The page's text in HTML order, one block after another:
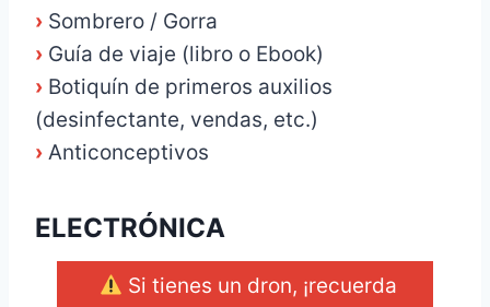
› Sombrero / Gorra
› Guía de viaje (libro o Ebook)
› Botiquín de primeros auxilios
(desinfectante, vendas, etc.)
› Anticonceptivos
ELECTRÓNICA
Si tienes un dron, ¡recuerda